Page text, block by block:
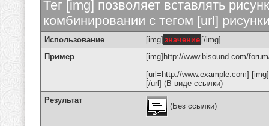
Тег [img] позволяет вставлять
комбинировании с тегом [url]
Использование [img] значение [/img]
Пример
[img]http://www.bisound.com/
[url=http://www.example.com]
[/url] (В виде ссылки)
Результат
(Без ссылки)